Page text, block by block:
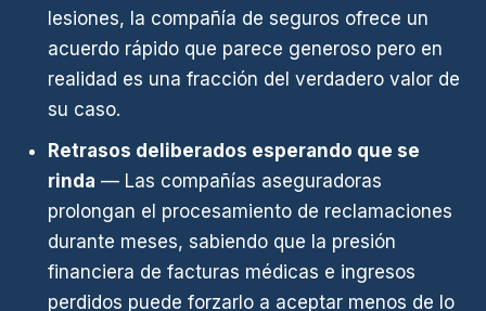
lesiones, la compañía de seguros ofrece un
acuerdo rápido que parece generoso pero en
realidad es una fracción del verdadero valor de
su caso.
Retrasos deliberados esperando que se
rinda — Las compañías aseguradoras
prolongan el procesamiento de reclamaciones
durante meses, sabiendo que la presión
financiera de facturas médicas e ingresos
perdidos puede forzarlo a aceptar menos de lo